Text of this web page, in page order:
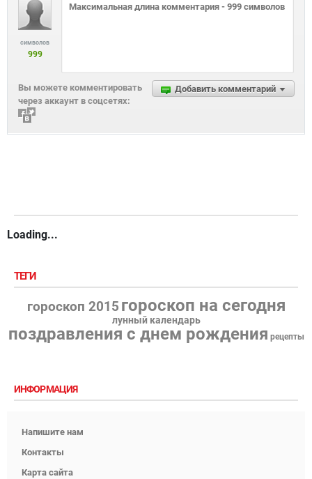
символов
999
Добавить комментарий
Вы можете комментировать
через аккаунт в соцсетях:
Loading...
ТЕГИ
гороскоп 2015 гороскоп на сегодня
лунный календарь
поздравления с днем рождения рецепты
ИНФОРМАЦИЯ
Напишите нам
Контакты
Карта сайта